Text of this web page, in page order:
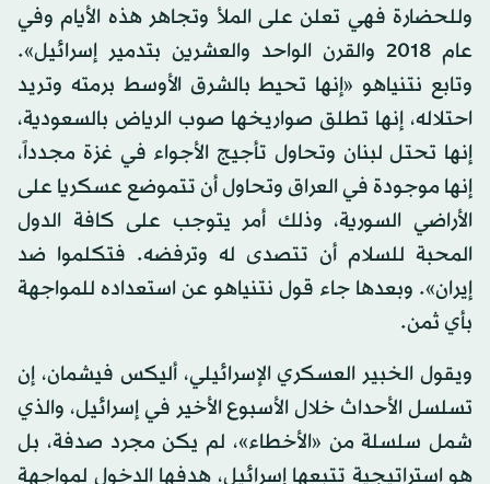
وللحضارة فهي تعلن على الملأ وتجاهر هذه الأيام وفي
عام 2018 والقرن الواحد والعشرين بتدمير إسرائيل».
وتابع نتنياهو «إنها تحيط بالشرق الأوسط برمته وتريد
احتلاله، إنها تطلق صواريخها صوب الرياض بالسعودية،
إنها تحتل لبنان وتحاول تأجيج الأجواء في غزة مجدداً،
إنها موجودة في العراق وتحاول أن تتموضع عسكريا على
الأراضي السورية، وذلك أمر يتوجب على كافة الدول
المحبة للسلام أن تتصدى له وترفضه. فتكلموا ضد
إيران». وبعدها جاء قول نتنياهو عن استعداده للمواجهة
بأي ثمن.
ويقول الخبير العسكري الإسرائيلي، أليكس فيشمان، إن
تسلسل الأحداث خلال الأسبوع الأخير في إسرائيل، والذي
شمل سلسلة من «الأخطاء»، لم يكن مجرد صدفة، بل
هو استراتيجية تتبعها إسرائيل، هدفها الدخول لمواجهة